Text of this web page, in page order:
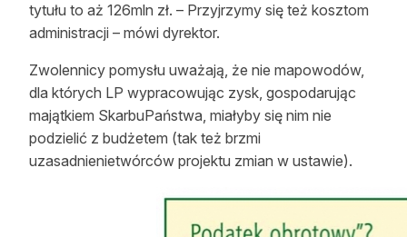
tytułu to aż 126mln zł. – Przyjrzymy się też kosztom
administracji – mówi dyrektor.
Zwolennicy pomysłu uważają, że nie mapowodów,
dla których LP wypracowując zysk, gospodarując
majątkiem SkarbuPaństwa, miałyby się nim nie
podzielić z budżetem (tak też brzmi
uzasadnienietwórców projektu zmian w ustawie).